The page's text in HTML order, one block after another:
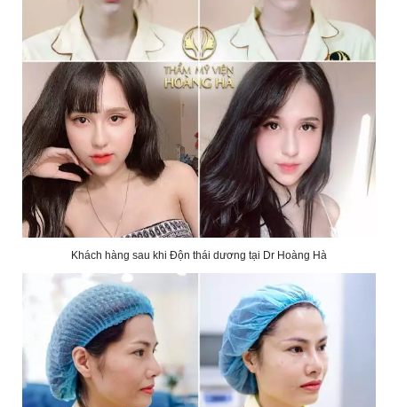
Khách hàng sau khi Độn thái dương tại Dr Hoàng Hà